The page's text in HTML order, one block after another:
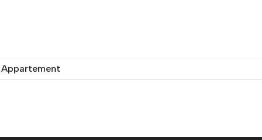
Appartement